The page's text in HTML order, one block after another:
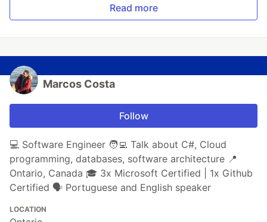
Read more
Marcos Costa
Follow
💻 Software Engineer 🧑‍💻 Talk about C#, Cloud
programming, databases, software architecture 📍
Ontario, Canada 🎓 3x Microsoft Certified | 1x Github
Certified 🗣️ Portuguese and English speaker
LOCATION